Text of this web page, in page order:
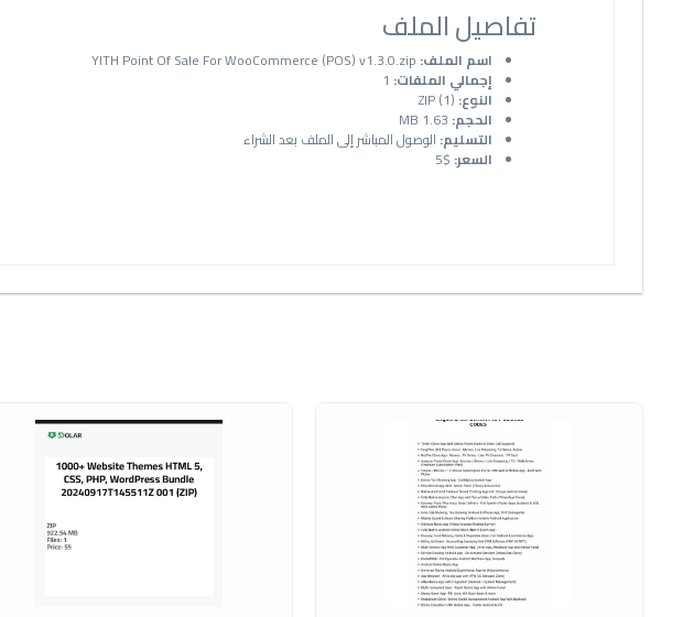
تفاصيل الملف
اسم الملف:
إجمالي الملفات:
النوع:ZIP (1)
الحجم:
التسليم: الوصول المباشر إلى الملف بعد الشراء
السعر: $5